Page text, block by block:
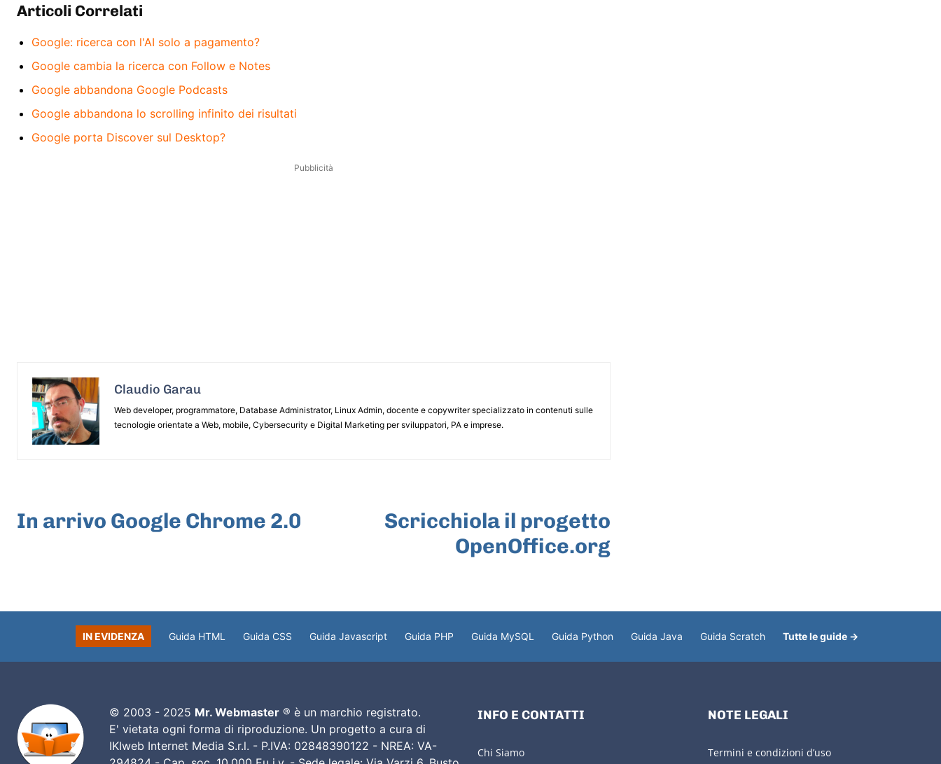
Articoli Correlati
Google: ricerca con l'AI solo a pagamento?
Google cambia la ricerca con Follow e Notes
Google abbandona Google Podcasts
Google abbandona lo scrolling infinito dei risultati
Google porta Discover sul Desktop?
Pubblicità
Claudio Garau
Web developer, programmatore, Database Administrator, Linux Admin, docente e copywriter specializzato in contenuti sulle
tecnologie orientate a Web, mobile, Cybersecurity e Digital Marketing per sviluppatori, PA e imprese.
In arrivo Google Chrome 2.0
Scricchiola il progetto
OpenOffice.org
IN EVIDENZA Guida HTML Guida CSS Guida Javascript Guida PHP Guida MySQL Guida Python Guida Java Guida Scratch Tutte le guide →
© 2003 - 2025 Mr. Webmaster® è un marchio registrato.
E' vietata ogni forma di riproduzione. Un progetto a cura di
IKIweb Internet Media S.r.l. - P.IVA: 02848390122 - NREA: VA-
INFO E CONTATTI
Chi Siamo
NOTE LEGALI
Termini e condizioni d’uso